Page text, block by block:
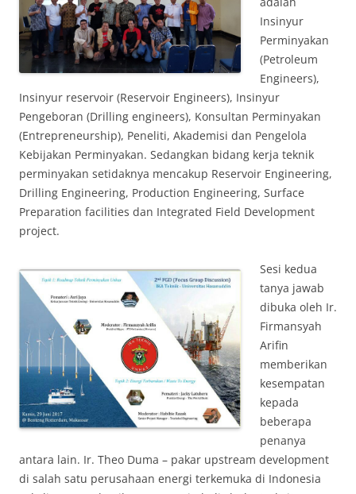
Insinyur
Perminyakan
(Petroleum
Engineers),
Insinyur reservoir (Reservoir Engineers), Insinyur
Pengeboran (Drilling engineers), Konsultan Perminyakan
(Entrepreneurship), Peneliti, Akademisi dan Pengelola
Kebijakan Perminyakan. Sedangkan bidang kerja teknik
perminyakan setidaknya mencakup Reservoir Engineering,
Drilling Engineering, Production Engineering, Surface
Preparation facilities dan Integrated Field Development
project.
Sesi kedua
tanya jawab
dibuka oleh Ir.
Firmansyah
Arifin
memberikan
kesempatan
kepada
beberapa
penanya
antara lain. Ir. Theo Duma – pakar upstream development
di salah satu perusahaan energi terkemuka di Indonesia